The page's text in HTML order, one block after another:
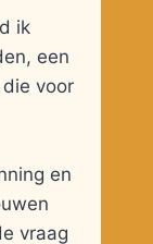
ik
een
voor
en
vraag